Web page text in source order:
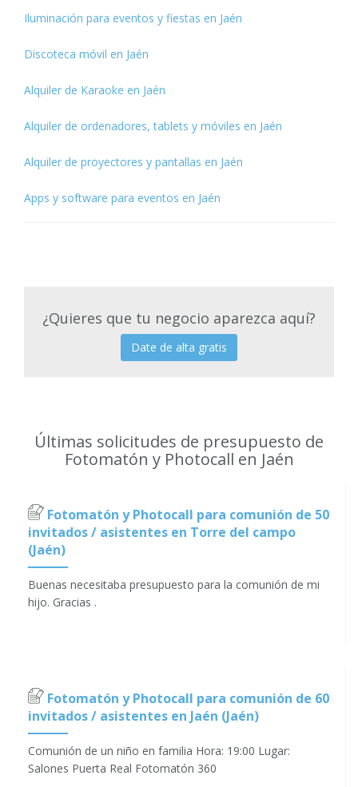
Iluminación para eventos y fiestas en Jaén
Discoteca móvil en Jaén
Alquiler de Karaoke en Jaén
Alquiler de ordenadores, tablets y móviles en Jaén
Alquiler de proyectores y pantallas en Jaén
Apps y software para eventos en Jaén
¿Quieres que tu negocio aparezca aquí?
Date de alta gratis
Últimas solicitudes de presupuesto de
Fotomatón y Photocall en Jaén
Fotomatón y Photocall para comunión de 50
invitados / asistentes en Torre del campo
(Jaén)
Buenas necesitaba presupuesto para la comunión de mi
hijo. Gracias .
Fotomatón y Photocall para comunión de 60
invitados / asistentes en Jaén (Jaén)
Comunión de un niño en familia Hora: 19:00 Lugar:
Salones Puerta Real Fotomatón 360